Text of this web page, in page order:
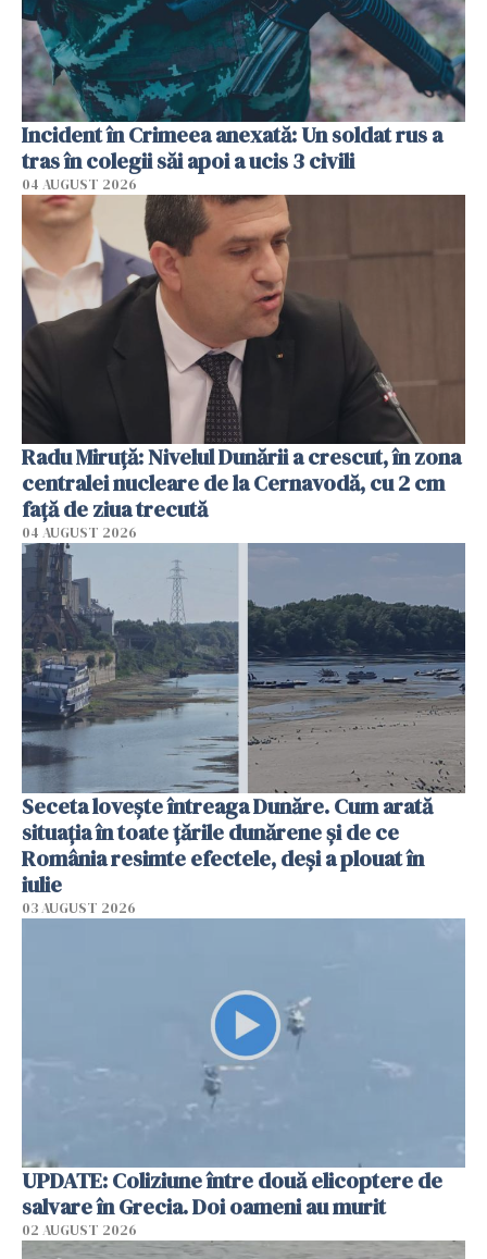
Incident în Crimeea anexată: Un soldat rus a
tras în colegii săi apoi a ucis 3 civili
04 AUGUST 2026
Radu Miruţă: Nivelul Dunării a crescut, în zona
centralei nucleare de la Cernavodă, cu 2 cm
faţă de ziua trecută
04 AUGUST 2026
Seceta lovește întreaga Dunăre. Cum arată
situația în toate țările dunărene și de ce
România resimte efectele, deși a plouat în
iulie
03 AUGUST 2026
UPDATE: Coliziune între două elicoptere de
salvare în Grecia. Doi oameni au murit
02 AUGUST 2026